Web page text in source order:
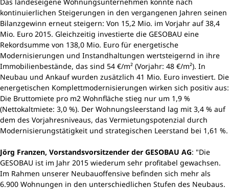
kontinuierlichen Steigerungen in den vergangenen Jahren seinen
Bilanzgewinn erneut steigern: Von 15,2 Mio. im Vorjahr auf 38,4
Mio. Euro 2015. Gleichzeitig investierte die GESOBAU eine
Rekordsumme von 138,0 Mio. Euro für energetische
Modernisierungen und Instandhaltungen wertsteigernd in ihre
Immobilienbestände, das sind 54 €/m² (Vorjahr: 48 €/m²). In
Neubau und Ankauf wurden zusätzlich 41 Mio. Euro investiert. Die
energetischen Komplettmodernisierungen wirken sich positiv aus:
Die Bruttomiete pro m2 Wohnfläche stieg nur um 1,9 %
(Nettokaltmiete: 3,0 %). Der Wohnungsleerstand lag mit 3,4 % auf
dem des Vorjahresniveaus, das Vermietungspotenzial durch
Modernisierungstätigkeit und strategischen Leerstand bei 1,61 %.
Jörg Franzen, Vorstandsvorsitzender der GESOBAU AG: "Die
GESOBAU ist im Jahr 2015 wiederum sehr profitabel gewachsen.
Im Rahmen unserer Neubauoffensive befinden sich mehr als
6.900 Wohnungen in den unterschiedlichen Stufen des Neubaus.